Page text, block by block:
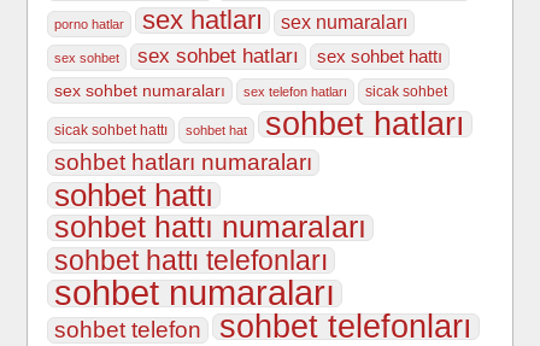
porno hatlar sex hatları sex numaraları
sex sohbet sex sohbet hatları
sex sohbet hattı
sex sohbet numaraları
sex telefon hatları sicak sohbet
sicak sohbet hattı sohbet hat sohbet hatları
sohbet hatları numaraları
sohbet hattı
sohbet hattı numaraları
sohbet hattı telefonları
sohbet numaraları
sohbet telefon sohbet telefonları